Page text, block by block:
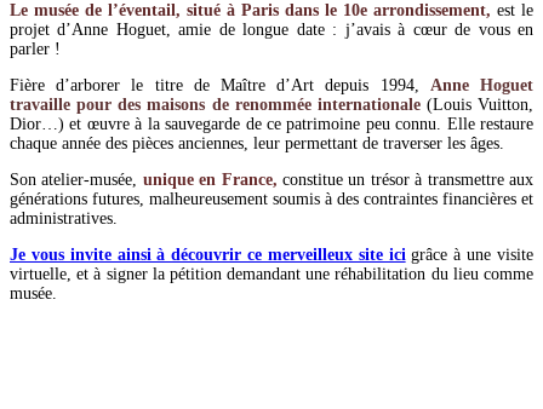
Le musée de l’éventail, situé à Paris dans le 10e arrondissement, est le
projet d’Anne Hoguet, amie de longue date : j’avais à cœur de vous en
parler !
Fière d’arborer le titre de Maître d’Art depuis 1994, Anne Hoguet
travaille pour des maisons de renommée internationale(Louis Vuitton,
Dior…) et œuvre à la sauvegarde de ce patrimoine peu connu. Elle restaure
chaque année des pièces anciennes, leur permettant de traverser les âges.
Son atelier-musée, unique en France, constitue un trésor à transmettre aux
générations futures, malheureusement soumis à des contraintes financières et
administratives.
Je vous invite ainsi à découvrir ce merveilleux site icigrâce à une visite
virtuelle, et à signer la pétition demandant une réhabilitation du lieu comme
musée.